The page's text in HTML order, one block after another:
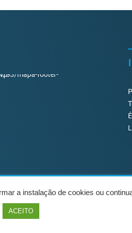
Serviços Como Trabalhamos?
a instalação de cookies ou
ACEITO